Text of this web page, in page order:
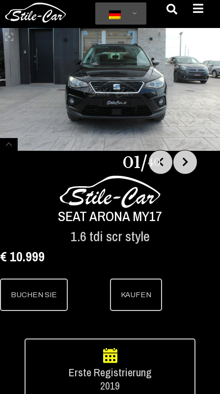
01/40
SEAT ARONA MY17
1.6 tdi scr style
€ 10.999
BUCHEN SIE KAUFEN
Erste Registrierung
2019